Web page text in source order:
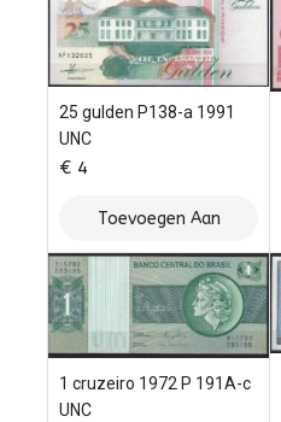
25 gulden P138-a 1991
UNC
€ 4
Toevoegen Aan
Winkelwagen
1 cruzeiro 1972 P 191A-c
UNC